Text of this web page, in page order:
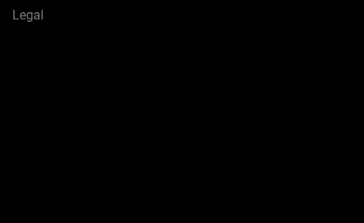
Legal